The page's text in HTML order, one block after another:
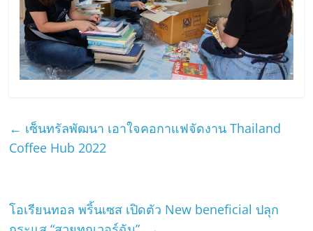
← เซ็นทรัลพัฒนา เอาใจคอกาแฟจัดงาน Thailand
Coffee Hub 2022
โอเรียนทอล พริ้นเซส เปิดตัว New beneficial ปลุก